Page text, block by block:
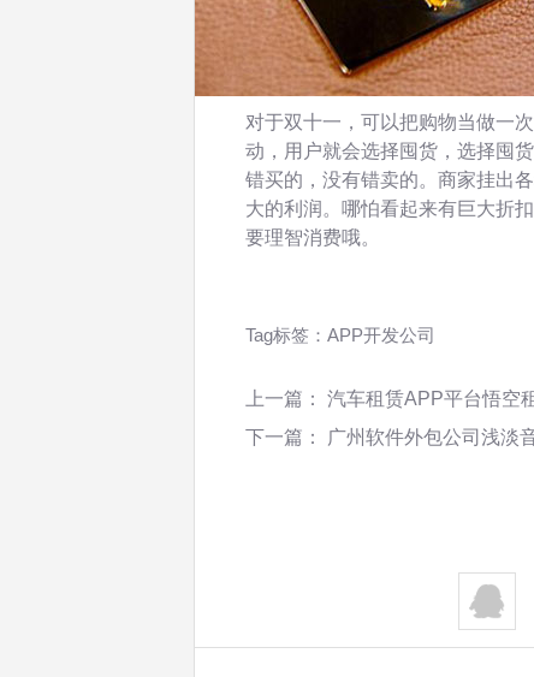
对于双十一，可以把购物当做一
动，用户就会选择囤货，选择囤
错买的，没有错卖的。商家挂出
大的利润。哪怕看起来有巨大折
要理智消费哦。
Tag标签： APP开发公司
上一篇： 汽车租赁APP平台悟空
下一篇：
广州软件外包公司浅淡